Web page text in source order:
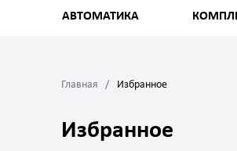
АВТОМАТИКА
Главная Избранное
Избранное